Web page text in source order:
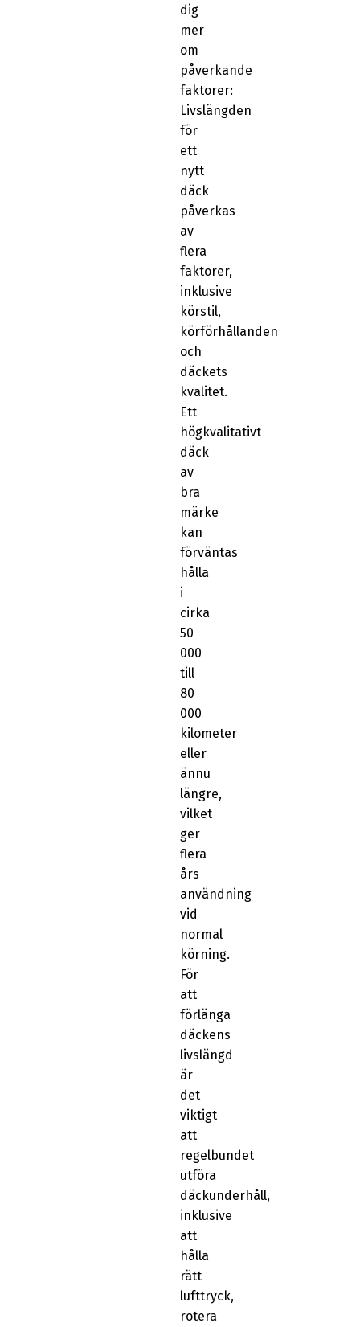
dig
mer
om
påverkande
faktorer:
Livslängden
för
ett
nytt
däck
påverkas
av
flera
faktorer,
inklusive
körstil,
körförhållanden
och
däckets
kvalitet.
Ett
högkvalitativt
däck
av
bra
märke
kan
förväntas
hålla
i
cirka
50
000
till
80
000
kilometer
eller
ännu
längre,
vilket
ger
flera
års
användning
vid
normal
körning.
För
att
förlänga
däckens
livslängd
är
det
viktigt
att
regelbundet
utföra
däckunderhåll,
inklusive
att
hålla
rätt
lufttryck,
rotera